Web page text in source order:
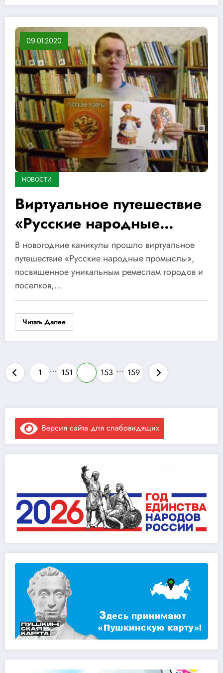
09.01.2020
НОВОСТИ
Виртуальное путешествие
«Русские народные
промыслы»
В новогодние каникулы прошло виртуальное
путешествие «Русские народные промыслы»,
посвященное уникальным ремеслам городов и
поселков,…
Читать Далее
Пагинация
1 … 151 153 … 159
Версия сайта для слабовидящих